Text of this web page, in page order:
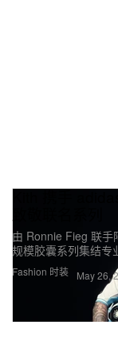
Fashion 时装
Kith 携手
由 Ronnie Fieg 联手
规模胶囊系列集结专
May 26,